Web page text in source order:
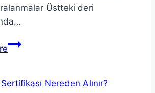
Üstteki deri
Yaralanmalarda